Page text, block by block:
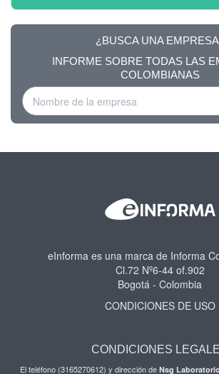
¿BUSCA UNA
INFORME SOBRE TODAS LAS
COLOMBIANAS
eInforma es una marca de Informa
Cl.72 Nº6-44 of.902
Bogotá - Colombia
CONDICIONES DE USO
CONDICIONES
El teléfono (3165270612) y dirección de Nsg